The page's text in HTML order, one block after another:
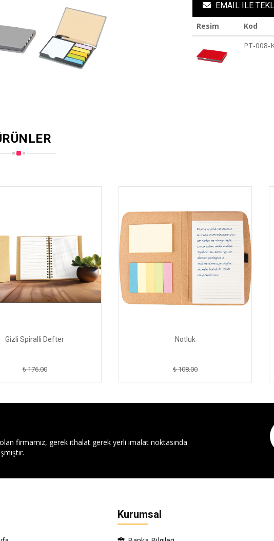
EMAIL ILE
Resim Kod
PT-008-
Gizli Spiralli Defter
₺ 176.00
Notluk
₺ 108.00
firmamız, gerek ithalat gerek yerli imalat noktasında
Kurumsal